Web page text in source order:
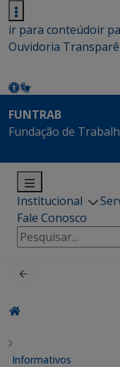
ir para conteúdoir
Ouvidoria
FUNTRAB
Fundação de
Institucional
Fale Conosco
Pesquisar
por:
Informativos